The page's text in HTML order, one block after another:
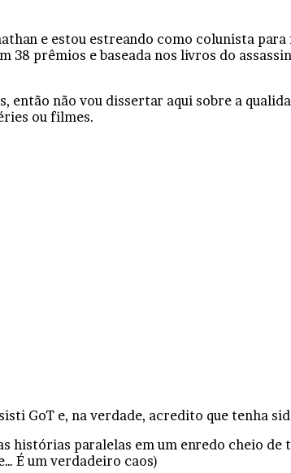
e estou estreando como colunista
prêmios e baseada nos livros do
não vou dissertar aqui sobre a
ou filmes.
GoT e, na verdade, acredito que tenha
histórias paralelas em um enredo cheio
É um verdadeiro caos)